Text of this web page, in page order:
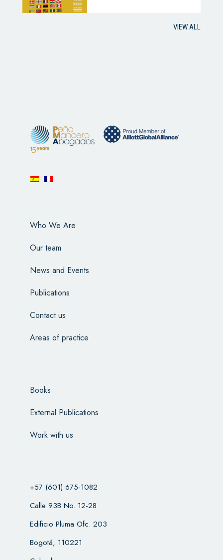
VIEW ALL
Who We Are
Our team
News and Events
Publications
Contact us
Areas of practice
Books
External Publications
Work with us
+57 (601) 675-1082
Calle 93B No. 12-28
Edificio Pluma Ofc. 203
Bogotá, 110221